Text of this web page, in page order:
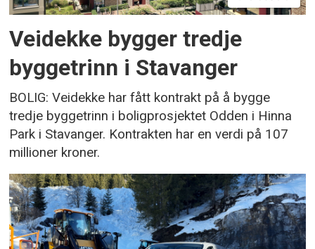
Veidekke bygger tredje
byggetrinn i Stavanger
BOLIG: Veidekke har fått kontrakt på å bygge
tredje byggetrinn i boligprosjektet Odden i Hinna
Park i Stavanger. Kontrakten har en verdi på 107
millioner kroner.